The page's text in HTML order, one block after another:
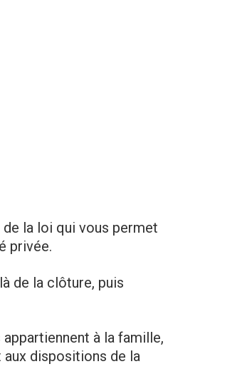
de la loi qui vous permet
privée.
de la clôture, puis
à la famille,
dispositions de la